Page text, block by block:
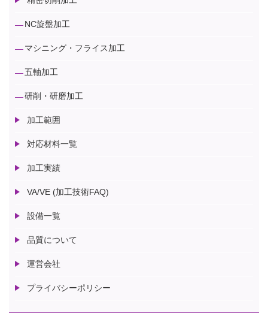
NC旋盤加工
マシニング・フライス加工
五軸加工
研削・研磨加工
加工範囲
対応材料一覧
加工実績
VA/VE (加工技術FAQ)
設備一覧
品質について
運営会社
プライバシーポリシー